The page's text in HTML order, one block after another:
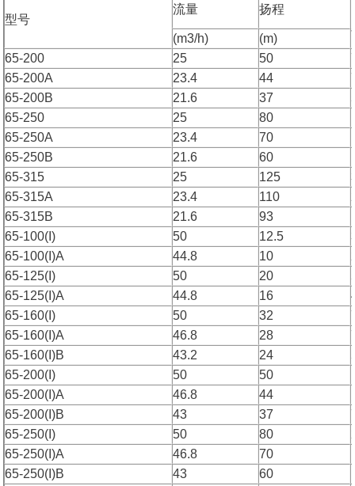
型号
流量 扬程
(m3/h)
(m)
65-200
25 50
65-200A
23.4 44
65-200B
21.6 37
65-250
25 80
65-250A
23.4 70
65-250B
21.6 60
65-315
25 125
65-315A
23.4 110
65-315B
21.6 93
65-100(I)
50 12.5
65-100(I)A
44.8 10
65-125(I)
50 20
65-125(I)A
44.8 16
65-160(I)
50 32
65-160(I)A
46.8 28
65-160(I)B
43.2 24
65-200(I)
50 50
65-200(I)A
46.8 44
65-200(I)B
43 37
65-250(I)
50 80
65-250(I)A
46.8 70
65-250(I)B
43 60